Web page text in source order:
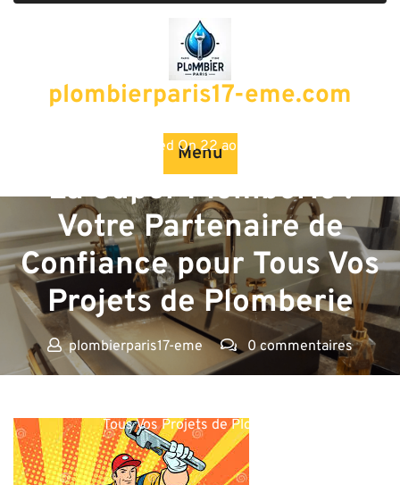
plombierparis17-eme.com
Menu
Posted On 22 août 2024
La Super Plomberie :
Votre Partenaire de
Confiance pour Tous Vos
Projets de Plomberie
plombierparis17-eme
0 commentaires
Tous Vos Projets de Plomberie